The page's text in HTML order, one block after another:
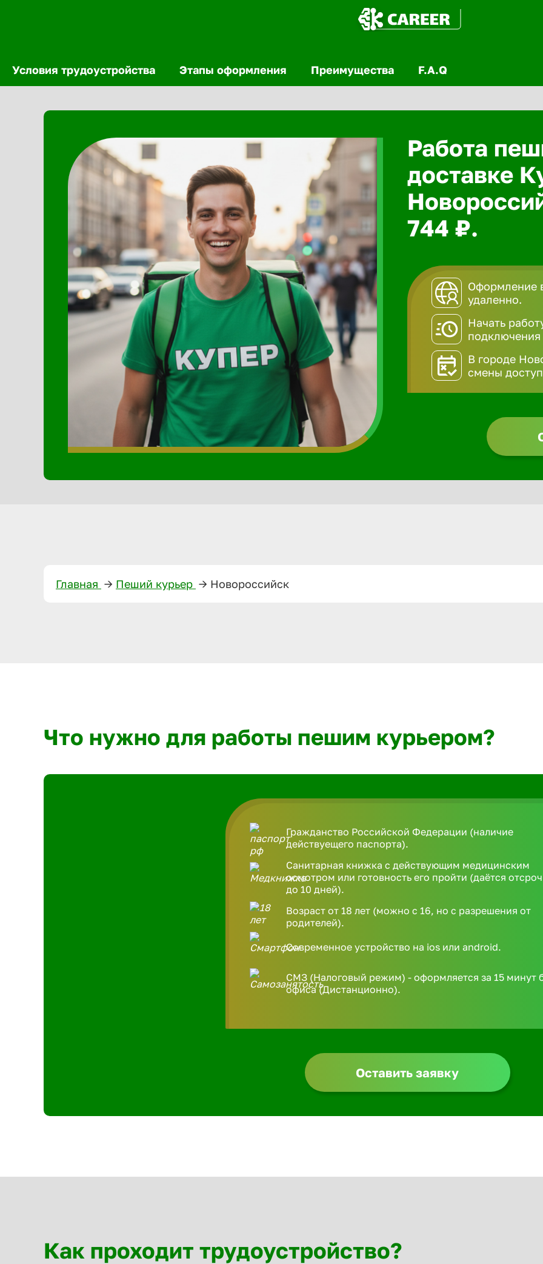
Условия трудоустройства Этапы оформления Преимущества F.A.Q
Работа
доставке
744 ₽.
Оформление
удаленно.
Начать
подключения
В городе
смены
Главная —> Пеший курьер —> Новороссийск
Что нужно для работы пешим курьером?
Гражданство Российской Федерации (наличие
действуещего паспорта).
Санитарная книжка с действующим медицинским
осмотром или готовность его пройти (даётся
до 10 дней).
Возраст от 18 лет (можно с 16, но с разрешения от
родителей).
Современное устройство на ios или android.
СМЗ (Налоговый режим) - оформляется за 15 минут
офиса (Дистанционно).
Оставить заявку
Как проходит трудоустройство?